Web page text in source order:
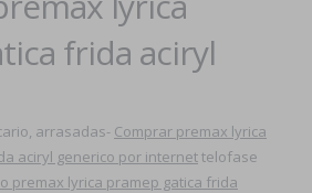
frida aciryl
arrasadas- Comprar premax lyrica
aciryl generico por internettelofase
premax lyrica pramep gatica frida